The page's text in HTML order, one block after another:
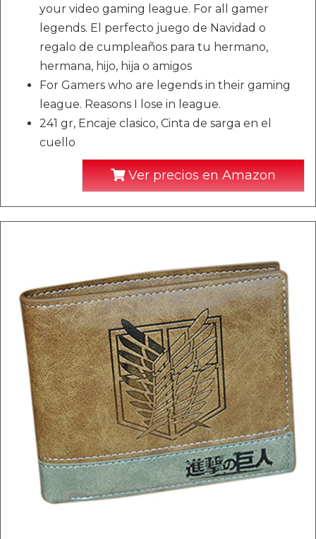
your video gaming league. For all gamer
legends. El perfecto juego de Navidad o
regalo de cumpleaños para tu hermano,
hermana, hijo, hija o amigos
For Gamers who are legends in their gaming
league. Reasons I lose in league.
241 gr, Encaje clasico, Cinta de sarga en el
cuello
Ver precios en Amazon